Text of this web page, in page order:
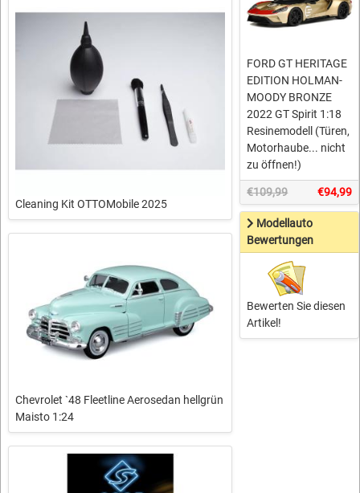
Cleaning Kit OTTOMobile 2025
Chevrolet `48 Fleetline Aerosedan hellgrün
Maisto 1:24
FORD GT HERITAGE
EDITION HOLMAN-
MOODY BRONZE
2022 GT Spirit 1:18
Resinemodell (Türen,
Motorhaube... nicht
zu öffnen!)
€109,99 €94,99
Modellauto
Bewertungen
Bewerten Sie diesen
Artikel!